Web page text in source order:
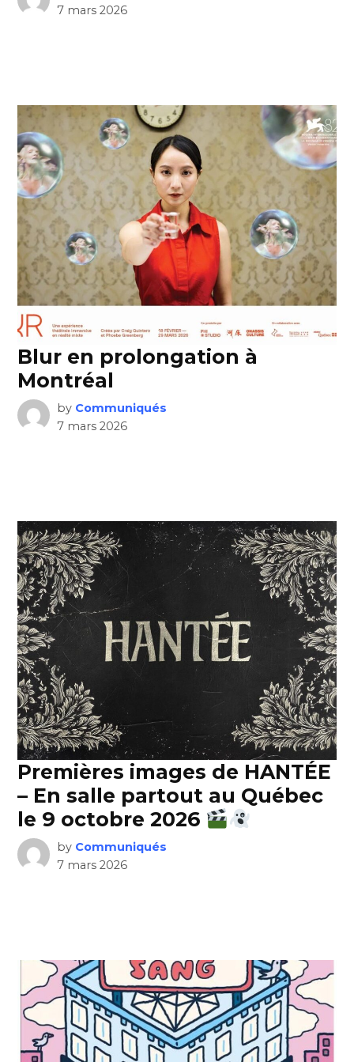
7 mars 2026
Blur en prolongation à
Montréal
by Communiqués
7 mars 2026
Premières images de HANTÉE
– En salle partout au Québec
le 9 octobre 2026
by Communiqués
7 mars 2026